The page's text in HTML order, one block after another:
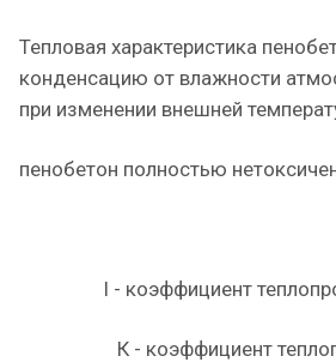
Тепловая характеристика
конденсацию от влажности
при изменении внешней
пенобетон полностью
l - коэффициент
К - коэффициент